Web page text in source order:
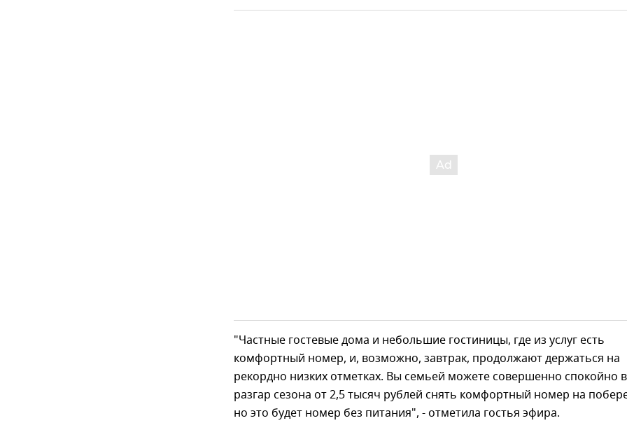
"Частные гостевые дома и небольшие гостиницы, где из услуг есть
комфортный номер, и, возможно, завтрак, продолжают держаться на
рекордно низких отметках. Вы семьей можете совершенно спокойно в
разгар сезона от 2,5 тысяч рублей снять комфортный номер на
но это будет номер без питания", - отметила гостья эфира.